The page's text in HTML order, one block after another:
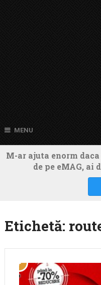
MENU
M-ar ajuta enorm
de pe eMAG, ai
Etichetă: